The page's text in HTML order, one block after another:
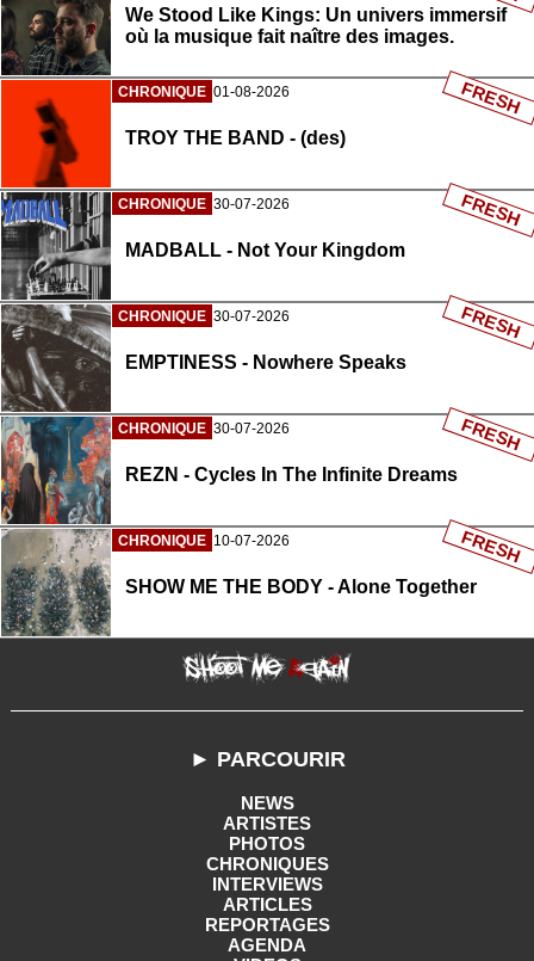
We Stood Like Kings: Un univers immersif
où la musique fait naître des images.
CHRONIQUE 01-08-2026
TROY THE BAND - (des)
FRESH
CHRONIQUE 30-07-2026
MADBALL - Not Your Kingdom
FRESH
CHRONIQUE 30-07-2026
EMPTINESS - Nowhere Speaks
FRESH
CHRONIQUE 30-07-2026
REZN - Cycles In The Infinite Dreams
FRESH
CHRONIQUE 10-07-2026
SHOW ME THE BODY - Alone Together
FRESH
► PARCOURIR
NEWS
ARTISTES
PHOTOS
CHRONIQUES
INTERVIEWS
ARTICLES
REPORTAGES
AGENDA